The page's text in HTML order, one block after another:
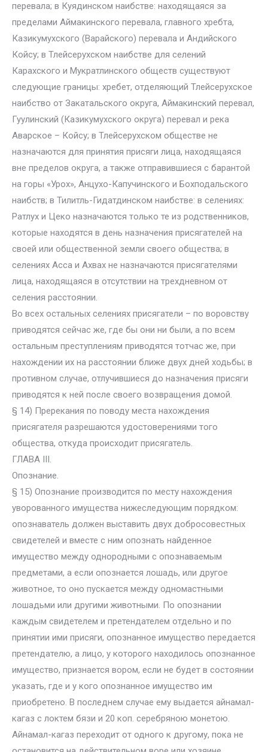
перевала; в Куядинском наибстве: находящаяся за
пределами Аймакинского перевала, главного хребта,
Казикумухского (Варайского) перевала и Андийского
Койсу; в Тлейсерухском наибстве для селений
Карахского и Мукратлинского обществ существуют
следующие границы: хребет, отделяющий Тлейсерухское
наибство от Закатальского округа, Аймакинский перевал,
Гуулинский (Казикумухского округа) перевал и река
Аварское – Койсу; в Тлейсерухском обществе не
назначаются для принятия присяги лица, находящаяся
вне пределов округа, а также отправившиеся с барантой
на горы «Урох», Анцухо-Капучинского и Бохподальского
наибств; в Тилитль-Гидатдинском наибстве: в селениях:
Ратлух и Цеко назначаются только те из родственников,
которые находятся в день назначения присягателей на
своей или общественной земли своего общества; в
селениях Асса и Ахвах не назначаются присягателями
лица, находящаяся в отсутствии на трехдневном от
селения расстоянии.
Во всех остальных селениях присягатели – по воровству
приводятся сейчас же, где бы они ни были, а по всем
остальным преступлениям приводятся тотчас же, при
нахождении их на расстоянии ближе двух дней ходьбы; в
противном случае, отлучившиеся до назначения присяги
приводятся к ней после своего возвращения домой.
§ 14) Пререкания по поводу места нахождения
присягателя разрешаются удостоверениями того
общества, откуда происходит присягатель.
ГЛАВА III.
Опознание.
§ 15) Опознание производится по месту нахождения
уворованного имущества нижеследующим порядком:
опознаватель должен выставить двух добросовестных
свидетелей и вместе с ним опознать найденное
имущество между однородными с опознаваемым
предметами, а если опознается лошадь, или другое
животное, то оно пускается между одномастными
лошадьми или другими животными. По опознании
каждым свидетелем и претендателем отдельно и по
принятии ими присяги, опознанное имущество передается
претендателю, а лицо, у которого находилось опознанное
имущество, признается вором, если не будет в состоянии
указать, где и у кого опознанное имущество им
приобретено. В последнем случае ему выдается айнамал-
кагаз с локтем бязи и 20 коп. серебряною монетою.
Айнамал-кагаз переходит от одного к другому, пока не